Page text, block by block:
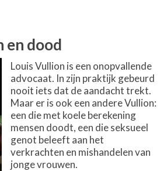
en dood
Louis Vullion is een onopvallende
advocaat. In zijn praktijk gebeurd
nooit iets dat de aandacht trekt.
Maar er is ook een andere Vullion:
een die met koele berekening
mensen doodt, een die seksueel
genot beleeft aan het
verkrachten en mishandelen van
jonge vrouwen.